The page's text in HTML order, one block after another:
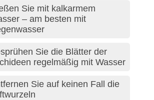
Sie mit kalkarmem
– am besten mit
Sie die Blätter der
regelmäßig mit Wasser
Sie auf keinen Fall die